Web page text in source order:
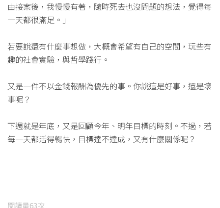
由接案後，我慢慢有著，隨時死去也沒問題的想法，覺得每
一天都很滿足。」
若要說還有什麼事想做，大概會希望有自己的空間，玩些有
趣的社會實驗，與哲學踐行。
又是一件不以金錢報酬為優先的事。你說這是好事，還是壞
事呢？
下週就是年底，又是回顧今年、明年目標的時刻。不過，若
每一天都活得暢快，目標達不達成，又有什麼關係呢？
閱讀量63次